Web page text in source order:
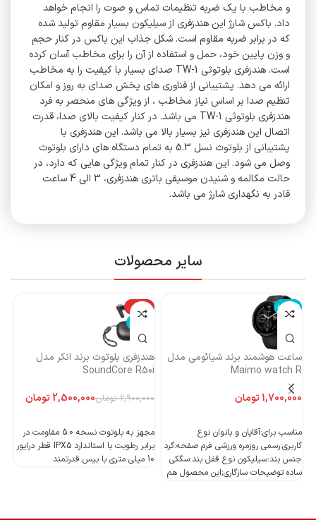
و مخاطب با یک ضربه تنظیمات تماس و صوت را انجام خواهد
داد. باکس شارژ این هندزفری از سیلیکون بسیار مقاوم تولید شده
که در برابر ضربه مقاوم است. شکل جذاب این باکس در کنار حجم
و وزن پایین خود، حمل و استفاده از آن را برای مخاطب آسان کرده
است. هندزفری بلوتوثی TW-1 صدای بسیار با کیفیت را به مخاطب
ارائه می دهد. پشتیبانی از فناوری های پخش صدای به روز و امکان
تنظیم صدا بر اساس نیاز مخاطب ، از ویژگی های منحصر به فرد
هندزفری بلوتوثی TW-1 می باشد. در کنار کیفیت بالای صدا، قدرت
اتصال این هندزفری نیز بسیار بالا می باشد. این هندزفری با
پشتیبانی از بلوتوث نسل 5.3 به تمام دستگاه های دارای بلوتوث
وصل می شود. این هندزفری در کنار تمام ویژگی هایی که دارد، در
حالت مکالمه و شنیدن موسیقی باتری هندزفری، 3 الی 4 ساعت
قادر به نگهداری شارژ می باشد.
سایر محصولات
ناموجود
ساعت هوشمند برند شیائومی مدل
Maimo watch R
تومان
مناسب برای:آقایان و بانوان نوع
کاربری:رسمی روزمره ورزشی فرم صفحه:گرد
جنس بند:سیلیکون نوع قفل بند:سگکی
ساده توضیحات سازگاری;این محصول هم
-14%
ناموجود
هندزفری بلوتوث برند انکر مدل
SoundCore R50i
2,900,000 تومان2,500,000تومان
مجهز به بلوتوث نسخه 5.0 مقاومت در
برابر رطوبت با استاندارد IPX5 قطر درایور
10 میلی متری با بیس قدرتمند